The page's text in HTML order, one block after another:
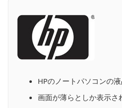
HPのノートパソコンの
画面が薄らとしか表示さ